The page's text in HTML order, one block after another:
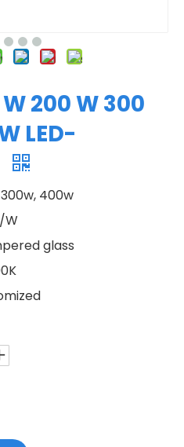
200 W 300
LED-
400w
W
glass